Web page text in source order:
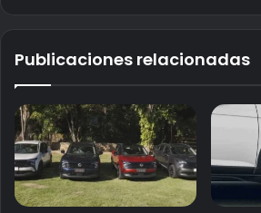
Publicaciones relacionadas